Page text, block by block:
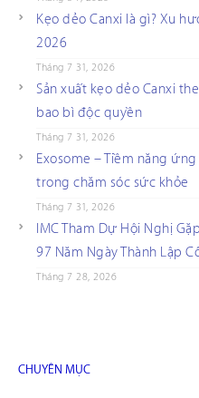
Kẹo dẻo Canxi là gì? Xu
2026
Tháng 7 31, 2026
Sản xuất kẹo dẻo Canxi
bao bì độc quyền
Tháng 7 31, 2026
Exosome – Tiềm năng
trong chăm sóc sức khỏe
Tháng 7 31, 2026
IMC Tham Dự Hội Nghị
97 Năm Ngày Thành Lập
Tháng 7 28, 2026
CHUYÊN MỤC